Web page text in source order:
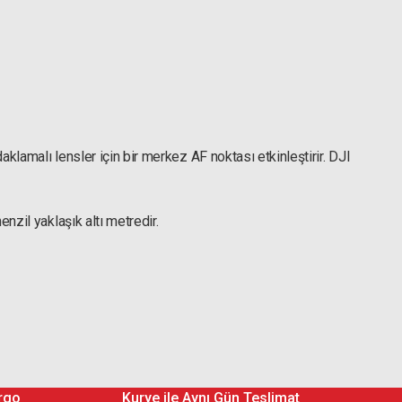
lensler için bir merkez AF noktası etkinleştirir. DJI
yaklaşık altı metredir.
Kurye ile Aynı Gün Teslimat